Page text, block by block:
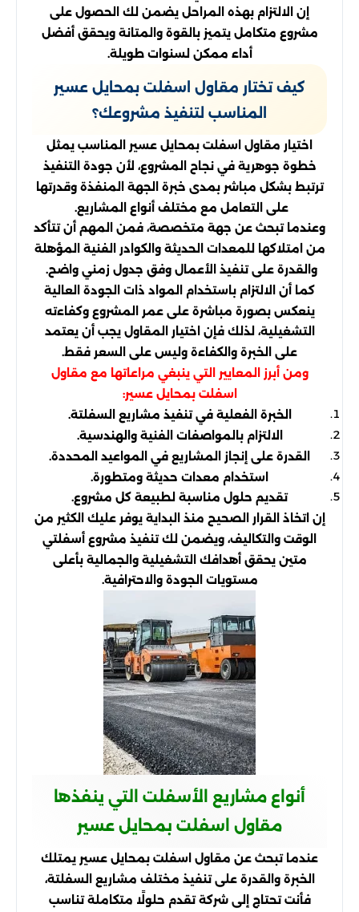
إن الالتزام بهذه المراحل يضمن لك الحصول على
مشروع متكامل يتميز بالقوة والمتانة ويحقق أفضل
أداء ممكن لسنوات طويلة.
كيف تختار مقاول اسفلت بمحايل عسير
المناسب لتنفيذ مشروعك؟
اختيار مقاول اسفلت بمحايل عسير المناسب يمثل
خطوة جوهرية في نجاح المشروع، لأن جودة التنفيذ
ترتبط بشكل مباشر بمدى خبرة الجهة المنفذة وقدرتها
على التعامل مع مختلف أنواع المشاريع.
وعندما تبحث عن جهة متخصصة، فمن المهم أن تتأكد
من امتلاكها للمعدات الحديثة والكوادر الفنية المؤهلة
والقدرة على تنفيذ الأعمال وفق جدول زمني واضح.
كما أن الالتزام باستخدام المواد ذات الجودة العالية
ينعكس بصورة مباشرة على عمر المشروع وكفاءته
التشغيلية، لذلك فإن اختيار المقاول يجب أن يعتمد
على الخبرة والكفاءة وليس على السعر فقط.
ومن أبرز المعايير التي ينبغي مراعاتها مع مقاول
اسفلت بمحايل عسير:
الخبرة الفعلية في تنفيذ مشاريع السفلتة.
الالتزام بالمواصفات الفنية والهندسية.
القدرة على إنجاز المشاريع في المواعيد المحددة.
استخدام معدات حديثة ومتطورة.
تقديم حلول مناسبة لطبيعة كل مشروع.
إن اتخاذ القرار الصحيح منذ البداية يوفر عليك الكثير من
الوقت والتكاليف، ويضمن لك تنفيذ مشروع أسفلتي
متين يحقق أهدافك التشغيلية والجمالية بأعلى
مستويات الجودة والاحترافية.
أنواع مشاريع الأسفلت التي ينفذها
مقاول اسفلت بمحايل عسير
عندما تبحث عن مقاول اسفلت بمحايل عسير يمتلك
الخبرة والقدرة على تنفيذ مختلف مشاريع السفلتة،
فأنت تحتاج إلى شركة تقدم حلولًا متكاملة تناسب